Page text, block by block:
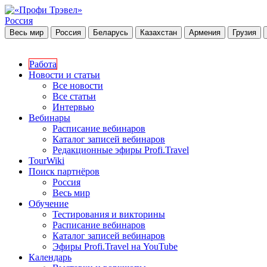
Россия
Весь мир Россия Беларусь Казахстан Армения Грузия
Работа
Новости и статьи
Все новости
Все статьи
Интервью
Вебинары
Расписание вебинаров
Каталог записей вебинаров
Редакционные эфиры Profi.Travel
TourWiki
Поиск партнёров
Россия
Весь мир
Обучение
Тестирования и викторины
Расписание вебинаров
Каталог записей вебинаров
Эфиры Profi.Travel на YouTube
Календарь